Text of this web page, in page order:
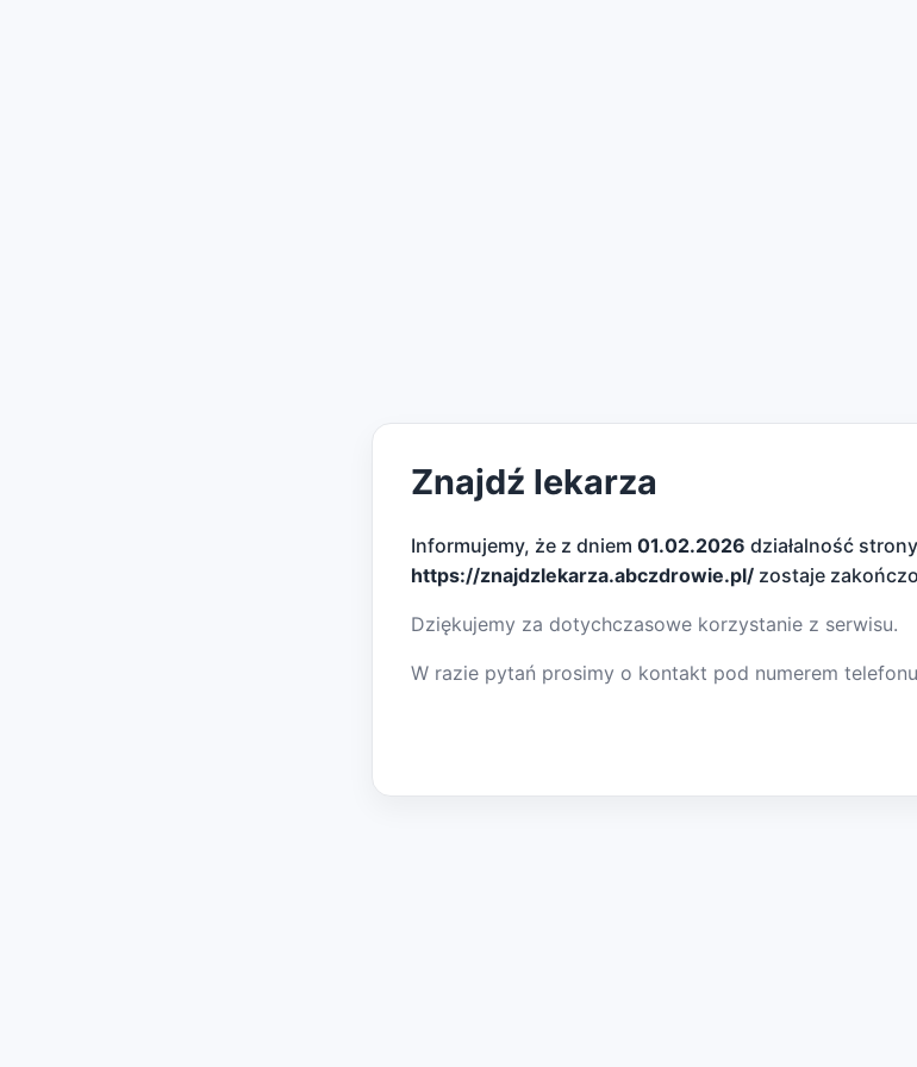
Znajdź lekarza
Informujemy, że z dniem 01.02.2026 działalność
https://znajdzlekarza.abczdrowie.pl/ zostaje
Dziękujemy za dotychczasowe korzystanie z serwisu.
W razie pytań prosimy o kontakt pod numerem